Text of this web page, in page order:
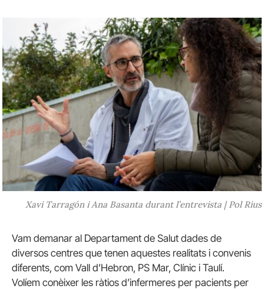
Xavi Tarragón i Ana Basanta durant l’entrevista | Pol Rius
Vam demanar al Departament de Salut dades de
diversos centres que tenen aquestes realitats i convenis
diferents, com Vall d’Hebron, PS Mar, Clínic i Taulí.
Volíem conèixer les ràtios d’infermeres per pacients per